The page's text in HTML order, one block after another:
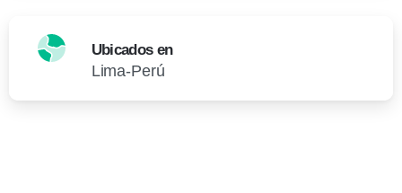
Ubicados en
Lima-Perú